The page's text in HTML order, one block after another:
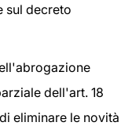
sul decreto
dell'art. 18
eliminare le novità